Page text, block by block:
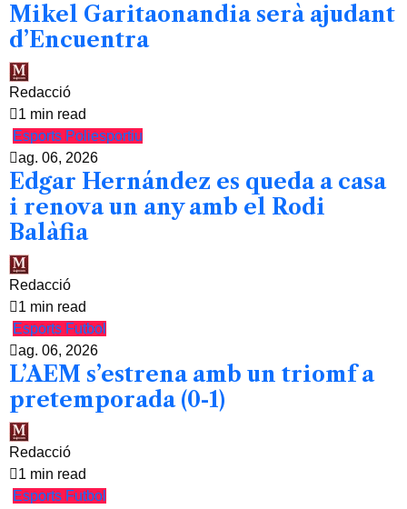
Mikel Garitaonandia serà ajudant
d’Encuentra
Redacció
1 min read
Esports Poliesportiu
ag. 06, 2026
Edgar Hernández es queda a casa
i renova un any amb el Rodi
Balàfia
Redacció
1 min read
Esports Futbol
ag. 06, 2026
L’AEM s’estrena amb un triomf a
pretemporada (0-1)
Redacció
1 min read
Esports Futbol